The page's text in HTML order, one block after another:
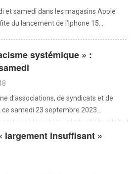
et samedi dans les magasins Apple
du lancement de l’Iphone 15...
systémique » :
d’associations, de syndicats et de
samedi 23 septembre 2023...
largement insuffisant »